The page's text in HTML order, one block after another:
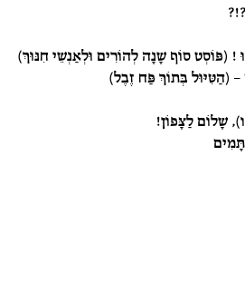
! (פּוֹסְט סוֹף שָׁנָה לְהוֹרִים וּלְאַנְשֵׁי חִנּוּךְ)
(הַטִּיּוּל בְּתוֹךְ פַּח זֶבֶל)
שָׁלוֹם לַצָּפוֹן!